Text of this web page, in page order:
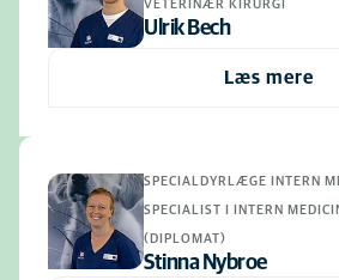
VETERINÆR KIRURGI
Ulrik Bech
Læs mere
SPECIALDYRLÆGE INTERN
SPECIALIST I INTERN
(DIPLOMAT)
Stinna Nybroe